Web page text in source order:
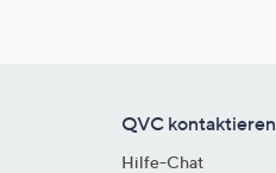
QVC kontaktieren
Hilfe-Chat